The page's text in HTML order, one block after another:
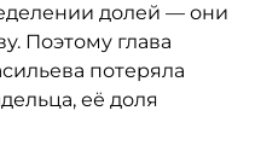
долей — они
Поэтому глава
потеряла
её доля